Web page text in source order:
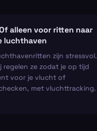
alleen voor ritten naar
luchthaven
zijn stressvol.
regelen ze zodat je op tijd
voor je vlucht of
met vluchttracking.